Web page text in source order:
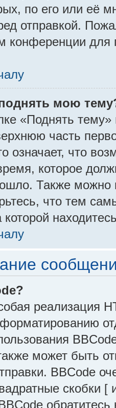
по его или её
отправкой.
конференции для
мою
«Поднять
часть
означает, что
которое
Также можно
что тем
реализация
может быть
BBCode
скобки
обратитесь